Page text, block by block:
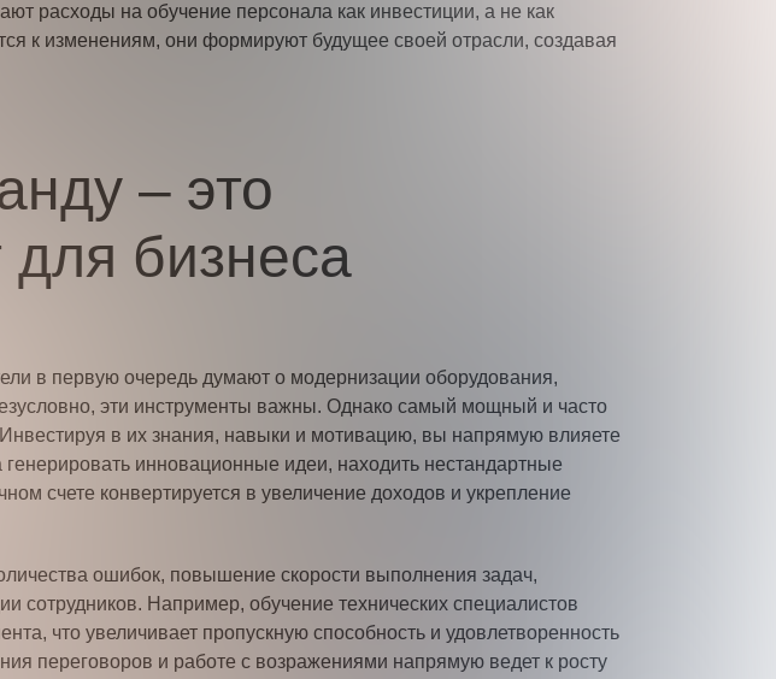
расходы на обучение персонала как инвестиции, а не как
к изменениям, они формируют будущее своей отрасли, создавая
– это
для бизнеса
в первую очередь думают о модернизации оборудования,
эти инструменты важны. Однако самый мощный и часто
в их знания, навыки и мотивацию, вы напрямую влияете
инновационные идеи, находить нестандартные
счете конвертируется в увеличение доходов и укрепление
ошибок, повышение скорости выполнения задач,
сотрудников. Например, обучение технических специалистов
что увеличивает пропускную способность и удовлетворенность
переговоров и работе с возражениями напрямую ведет к росту